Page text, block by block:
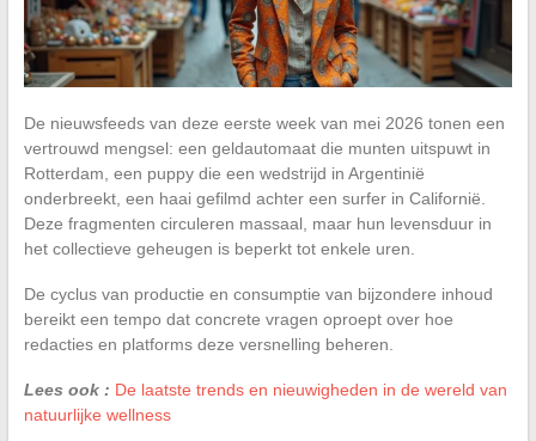
De nieuwsfeeds van deze eerste week van mei 2026 tonen een
vertrouwd mengsel: een geldautomaat die munten uitspuwt in
Rotterdam, een puppy die een wedstrijd in Argentinië
onderbreekt, een haai gefilmd achter een surfer in Californië.
Deze fragmenten circuleren massaal, maar hun levensduur in
het collectieve geheugen is beperkt tot enkele uren.
De cyclus van productie en consumptie van bijzondere inhoud
bereikt een tempo dat concrete vragen oproept over hoe
redacties en platforms deze versnelling beheren.
Lees ook : De laatste trends en nieuwigheden in de wereld van
natuurlijke wellness